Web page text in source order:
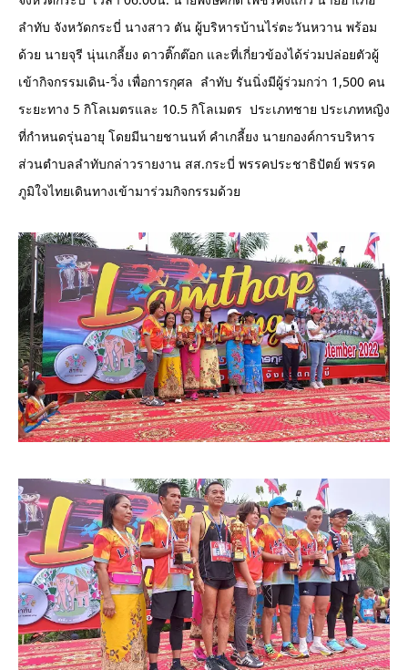
ลำทับ จังหวัดกระบี่ นางสาว ตัน ผู้บริหารบ้านไร่ตะวันหวาน พร้อม
ด้วย นายจุรี นุ่นเกลี้ยง ดาวติ๊กต๊อก และที่เกี่ยวข้องได้ร่วมปล่อยตัวผู้
เข้ากิจกรรมเดิน-วิ่ง เพื่อการกุศล  ลำทับ รันนิ่งมีผู้ร่วมกว่า 1,500 คน
ระยะทาง 5 กิโลเมตรและ 10.5 กิโลเมตร  ประเภทชาย ประเภทหญิง
ที่กำหนดรุ่นอายุ โดยมีนายชานนท์ คำเกลี้ยง นายกองค์การบริหาร
ส่วนตำบลลำทับกล่าวรายงาน สส.กระบี่ พรรคประชาธิปัตย์ พรรค
ภูมิใจไทยเดินทางเข้ามาร่วมกิจกรรมด้วย